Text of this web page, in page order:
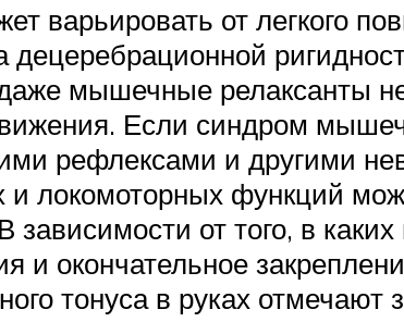
варьировать от легкого
мышечные релаксанты
Если синдром
рефлексами и другими
локомоторных функций
зависимости от того, в
окончательное
тонуса в руках отмечают